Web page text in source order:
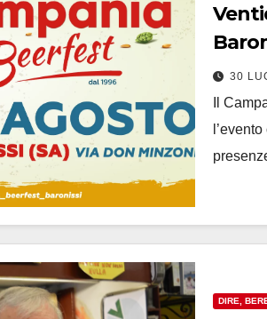
30
Il
DIRE,